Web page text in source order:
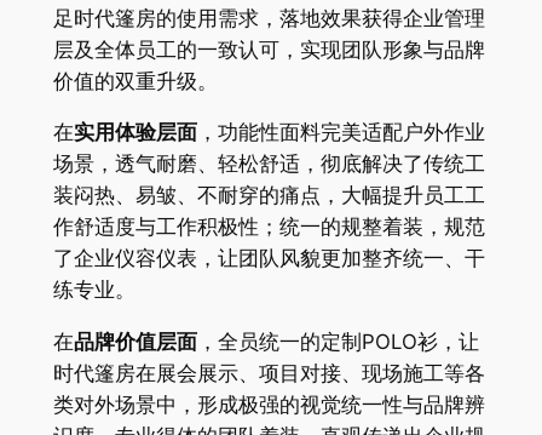
足时代篷房的使用需求，落地效果获得企业管理
层及全体员工的一致认可，实现团队形象与品牌
价值的双重升级。
在实用体验层面，功能性面料完美适配户外作业
场景，透气耐磨、轻松舒适，彻底解决了传统工
装闷热、易皱、不耐穿的痛点，大幅提升员工工
作舒适度与工作积极性；统一的规整着装，规范
了企业仪容仪表，让团队风貌更加整齐统一、干
练专业。
在品牌价值层面，全员统一的定制POLO衫，让
时代篷房在展会展示、项目对接、现场施工等各
类对外场景中，形成极强的视觉统一性与品牌辨